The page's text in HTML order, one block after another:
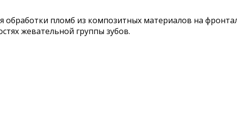
пломб из композитных материалов на
жевательной группы зубов.